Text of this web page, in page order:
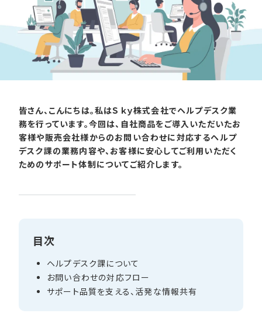
皆さん、こんにちは。私はＳｋｙ株式会社でヘルプデスク業
務を行っています。今回は、自社商品をご導入いただいたお
客様や販売会社様からのお問い合わせに対応するヘルプ
デスク課の業務内容や、お客様に安心してご利用いただく
ためのサポート体制についてご紹介します。
目次
ヘルプデスク課に​ついて
お問い​合わせの​対応フロー
サポート品質を​支える、​活発な​情報共有